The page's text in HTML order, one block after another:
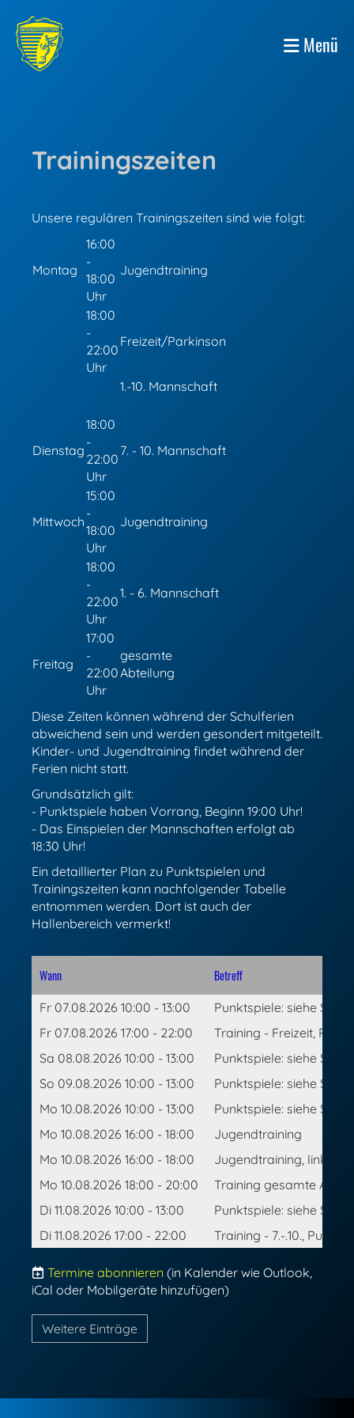
Menü
Trainingszeiten
Unsere regulären Trainingszeiten sind wie folgt:
Montag
16:00
-
18:00
Uhr
Jugendtraining
18:00
-
22:00
Uhr
Freizeit/Parkinson
1.-10. Mannschaft
Dienstag
18:00
-
22:00
Uhr
7. - 10. Mannschaft
Mittwoch
15:00
-
18:00
Uhr
Jugendtraining
18:00
-
22:00
Uhr
1. - 6. Mannschaft
Freitag
17:00
-
22:00
Uhr
gesamte
Abteilung
Diese Zeiten können während der Schulferien
abweichend sein und werden gesondert mitgeteilt.
Kinder- und Jugendtraining findet während der
Ferien nicht statt.
Grundsätzlich gilt:
- Punktspiele haben Vorrang, Beginn 19:00 Uhr!
- Das Einspielen der Mannschaften erfolgt ab
18:30 Uhr!
Ein detaillierter Plan zu Punktspielen und
Trainingszeiten kann nachfolgender Tabelle
entnommen werden. Dort ist auch der
Hallenbereich vermerkt!
Wann Betreff
Fr 07.08.2026 10:00 - 13:00
Punktspiele: siehe
Fr 07.08.2026 17:00 - 22:00
Training - Freizeit,
Sa 08.08.2026 10:00 - 13:00
Punktspiele: siehe
So 09.08.2026 10:00 - 13:00
Punktspiele: siehe
Mo 10.08.2026 10:00 - 13:00
Punktspiele: siehe
Mo 10.08.2026 16:00 - 18:00
Jugendtraining
Mo 10.08.2026 16:00 - 18:00
Jugendtraining, linkes
Mo 10.08.2026 18:00 - 20:00
Training gesamte
Di 11.08.2026 10:00 - 13:00
Punktspiele: siehe
Di 11.08.2026 17:00 - 22:00
Training - 7.-.10.,
Termine abonnieren (in Kalender wie Outlook,
iCal oder Mobilgeräte hinzufügen)
Weitere Einträge